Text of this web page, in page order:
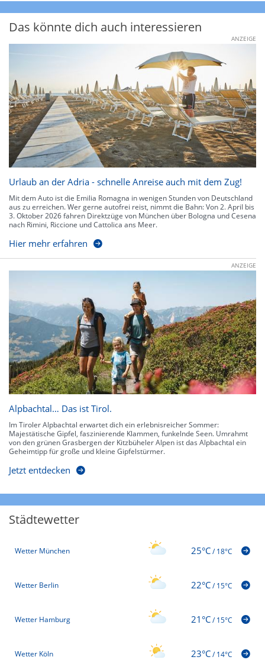
Das könnte dich auch interessieren
ANZEIGE
Urlaub an der Adria - schnelle Anreise auch mit dem Zug!
Mit dem Auto ist die Emilia Romagna in wenigen Stunden von Deutschland
aus zu erreichen. Wer gerne autofrei reist, nimmt die Bahn: Von 2. April bis
3. Oktober 2026 fahren Direktzüge von München über Bologna und Cesena
nach Rimini, Riccione und Cattolica ans Meer.
Hier mehr erfahren
ANZEIGE
Alpbachtal… Das ist Tirol.
Im Tiroler Alpbachtal erwartet dich ein erlebnisreicher Sommer:
Majestätische Gipfel, faszinierende Klammen, funkelnde Seen. Umrahmt
von den grünen Grasbergen der Kitzbüheler Alpen ist das Alpbachtal ein
Geheimtipp für große und kleine Gipfelstürmer.
Jetzt entdecken
Städtewetter
Wetter München 25°C/18°C
Wetter Berlin 22°C/15°C
Wetter Hamburg 21°C/15°C
Wetter Köln 23°C/14°C